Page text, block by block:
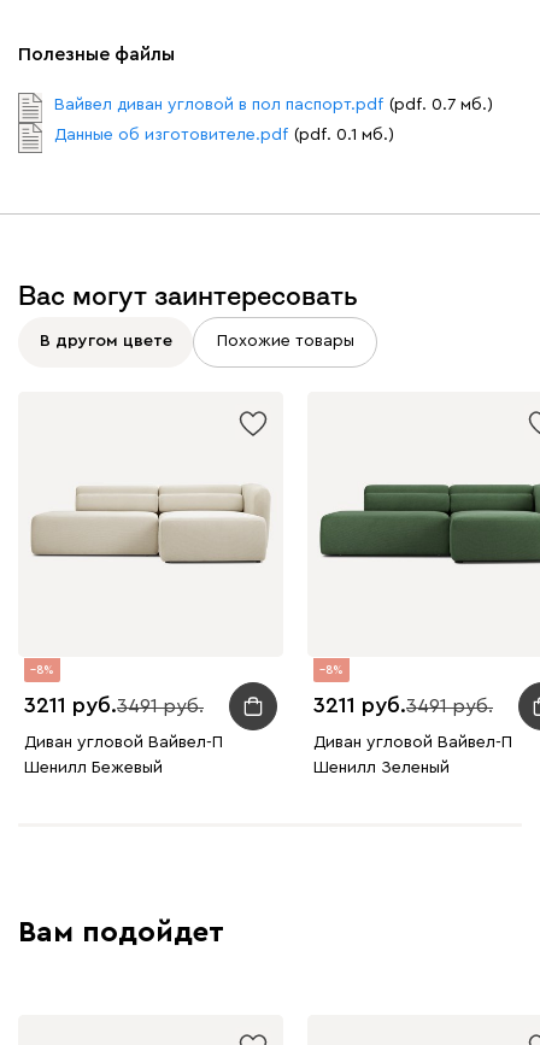
Полезные файлы
Вайвел диван угловой в пол паспорт.pdf (pdf. 0.7 мб.)
Данные об изготовителе.pdf (pdf. 0.1 мб.)
Вас могут заинтересовать
В другом цвете Похожие товары
8
3211 3491
Диван угловой Вайвел-П
Шенилл Бежевый
8
3211 3491
Диван угловой Вайвел-П
Шенилл Зеленый
Вам подойдет